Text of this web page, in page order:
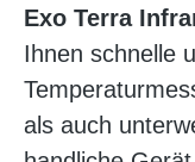
Exo Terra
Ihnen schnelle
als auch